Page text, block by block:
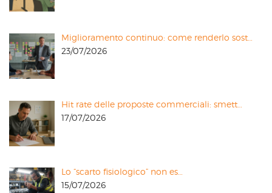
Miglioramento continuo: come renderlo sost…
23/07/2026
Hit rate delle proposte commerciali: smett…
17/07/2026
Lo “scarto fisiologico” non es…
15/07/2026